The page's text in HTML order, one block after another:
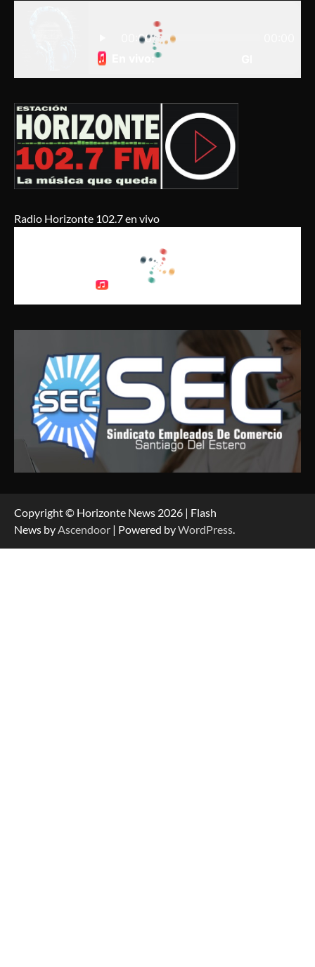
Radio Horizonte 102.7 en vivo
Copyright © Horizonte News 2026 | Flash
News byAscendoor | Powered byWordPress.